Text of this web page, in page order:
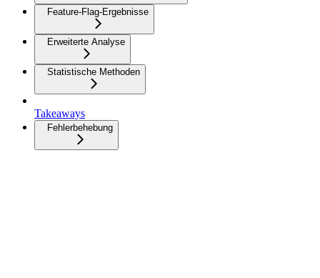
Feature-Flag-Ergebnisse
Erweiterte Analyse
Statistische Methoden
Takeaways
Fehlerbehebung